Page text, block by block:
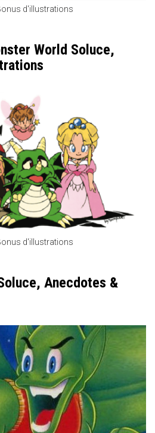
d'illustrations
World Soluce,
d'illustrations
Anecdotes &